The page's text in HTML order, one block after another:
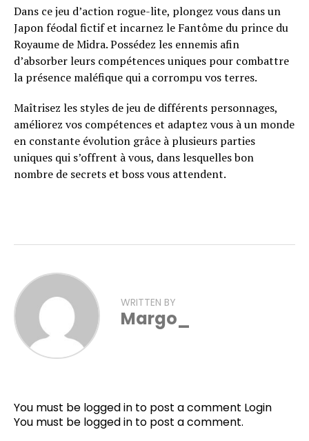
Dans ce jeu d’action rogue-lite, plongez vous dans un
Japon féodal fictif et incarnez le Fantôme du prince du
Royaume de Midra. Possédez les ennemis afin
d’absorber leurs compétences uniques pour combattre
la présence maléfique qui a corrompu vos terres.
Maîtrisez les styles de jeu de différents personnages,
améliorez vos compétences et adaptez vous à un monde
en constante évolution grâce à plusieurs parties
uniques qui s’offrent à vous, dans lesquelles bon
nombre de secrets et boss vous attendent.
WRITTEN BY
Margo_
You must be logged in to post a comment Login
You must be logged in to post a comment.
Pinterest